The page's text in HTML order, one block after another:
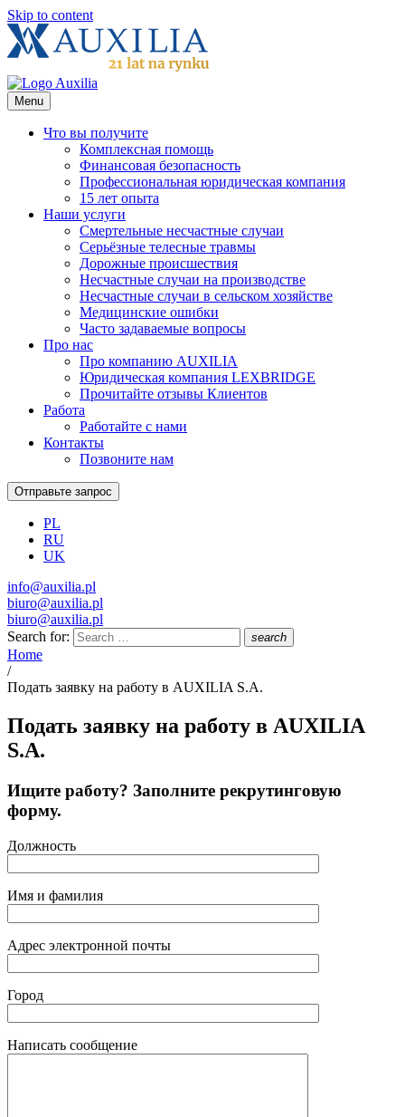
Skip to content
Menu
Что вы получите
Комплексная помощь
Финансовая безопасность
Профессиональная юридическая компания
15 лет опыта
Наши услуги
Смертельные несчастные случаи
Серьёзные телесные травмы
Дорожные происшествия
Несчастные случаи на производстве
Несчастные случаи в сельском хозяйстве
Медицинские ошибки
Часто задаваемые вопросы
Про нас
Про компанию AUXILIA
Юридическая компания LEXBRIDGE
Прочитайте отзывы Клиентов
Работа
Работайте с нами
Контакты
Позвоните нам
Отправьте запрос
PL
RU
UK
info@auxilia.pl
biuro@auxilia.pl
biuro@auxilia.pl
Search for:
search
Home
/
Подать заявку на работу в AUXILIA S.A.
Подать заявку на работу в AUXILIA
S.A.
Ищите работу? Заполните рекрутинговую
форму.
Должность
Имя и фамилия
Адрес электронной почты
Город
Написать сообщение